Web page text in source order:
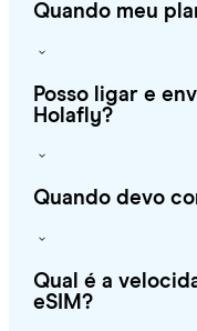
Quando meu
Posso ligar e
Holafly?
Quando devo
Qual é a
eSIM?